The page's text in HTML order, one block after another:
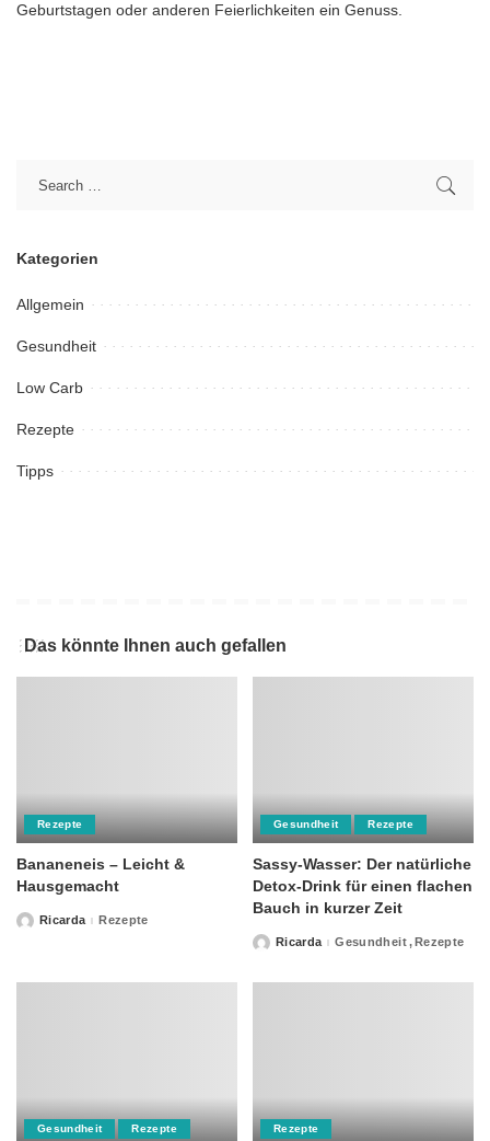
Geburtstagen oder anderen Feierlichkeiten ein Genuss.
Kategorien
Allgemein
Gesundheit
Low Carb
Rezepte
Tipps
Das könnte Ihnen auch gefallen
Rezepte
Bananeneis – Leicht &
Hausgemacht
PostedRicarda Rezepte
Gesundheit Rezepte
Sassy-Wasser: Der natürliche
Detox-Drink für einen flachen
Bauch in kurzer Zeit
PostedRicarda Gesundheit Rezepte
Gesundheit Rezepte Rezepte